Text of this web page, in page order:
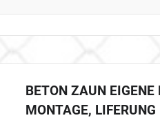
BETON ZAUN EIGENE
MONTAGE, LIFERUNG